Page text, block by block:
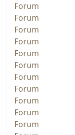
Forum
Forum
Forum
Forum
Forum
Forum
Forum
Forum
Forum
Forum
Forum